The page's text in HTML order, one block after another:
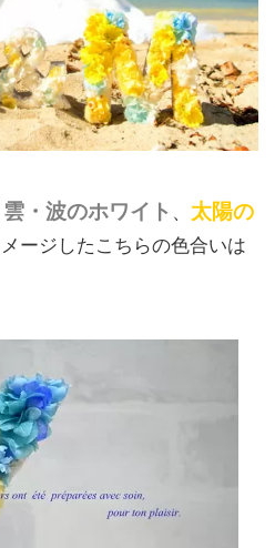
雲・波のホワイト 、 太陽の
ージしたこちらの色合いは